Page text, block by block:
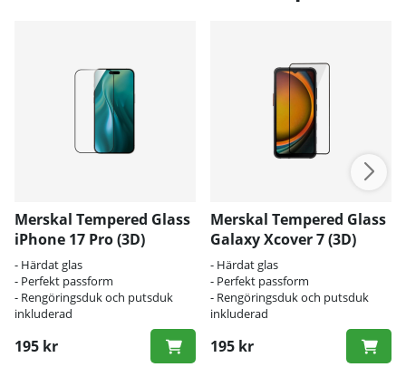
Merskal Tempered Glass
iPhone 17 Pro (3D)
- Härdat glas
- Perfekt passform
- Rengöringsduk och putsduk
inkluderad
195 kr
Merskal Tempered Glass
Galaxy Xcover 7 (3D)
- Härdat glas
- Perfekt passform
- Rengöringsduk och putsduk
inkluderad
195 kr